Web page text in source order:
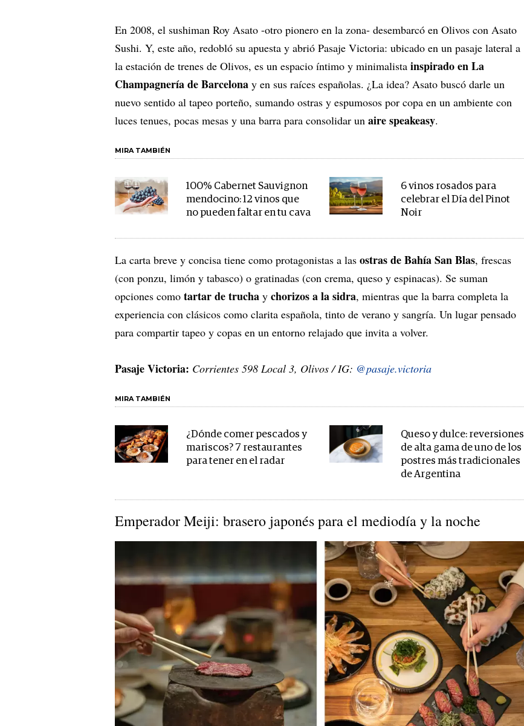
En 2008, el sushiman Roy Asato -otro pionero en la zona- desembarcó en Olivos con Asato
Sushi. Y, este año, redobló su apuesta y abrió Pasaje Victoria: ubicado en un pasaje lateral a
la estación de trenes de Olivos, es un espacio íntimo y minimalista inspirado en La
Champagnería de Barcelona y en sus raíces españolas. ¿La idea? Asato buscó darle un
nuevo sentido al tapeo porteño, sumando ostras y espumosos por copa en un ambiente con
luces tenues, pocas mesas y una barra para consolidar un aire speakeasy.
MIRA TAMBIÉN
100% Cabernet Sauvignon
mendocino: 12 vinos que
no pueden faltar en tu cava
6 vinos rosados para
celebrar el Día del Pinot
Noir
La carta breve y concisa tiene como protagonistas a las ostras de Bahía San Blas, frescas
(con ponzu, limón y tabasco) o gratinadas (con crema, queso y espinacas). Se suman
opciones como tartar de trucha y chorizos a la sidra, mientras que la barra completa la
experiencia con clásicos como clarita española, tinto de verano y sangría. Un lugar pensado
para compartir tapeo y copas en un entorno relajado que invita a volver.
Pasaje Victoria: Corrientes 598 Local 3, Olivos / IG: @pasaje.victoria
MIRA TAMBIÉN
¿Dónde comer pescados y
mariscos? 7 restaurantes
para tener en el radar
Queso y dulce: reversiones
de alta gama de uno de los
postres más tradicionales
de Argentina
Emperador Meiji: brasero japonés para el mediodía y la noche